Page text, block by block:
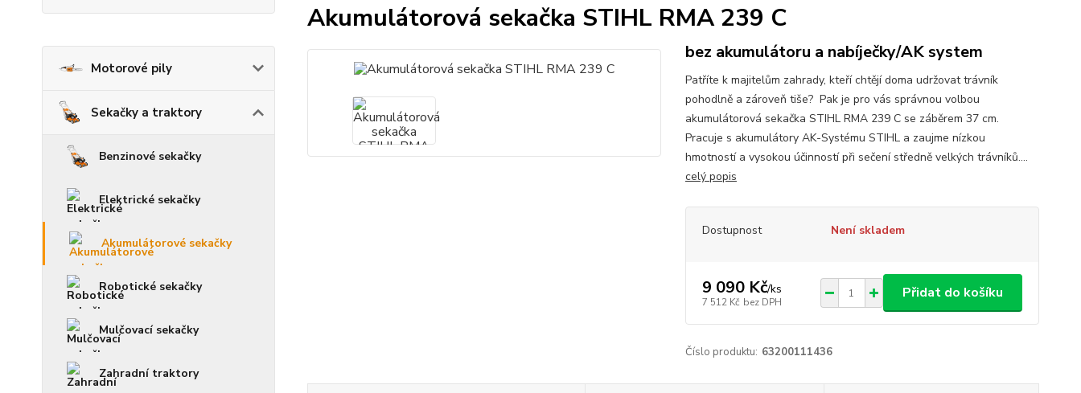
Motorové pily
Sekačky a traktory
Benzinové sekačky
Elektrické sekačky
Akumulátorové sekačky
Robotické sekačky
Mulčovací sekačky
Zahradní traktory
Akumulátorová sekačka STIHL RMA 239 C
bez akumulátoru a nabíječky/AK system
Patříte k majitelům zahrady, kteří chtějí doma udržovat trávník
pohodlně a zároveň tiše? Pak je pro vás správnou volbou
akumulátorová sekačka STIHL RMA 239 C se záběrem 37 cm.
Pracuje s akumulátory AK-Systému STIHL a zaujme nízkou
hmotností a vysokou účinností při sečení středně velkých trávníků....
celý popis
Dostupnost Není skladem
9 090 Kč/ks
7 512 Kč bez DPH
Přidat do košíku
Číslo produktu: 63200111436